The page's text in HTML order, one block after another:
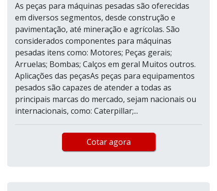
As peças para máquinas pesadas são oferecidas
em diversos segmentos, desde construção e
pavimentação, até mineração e agrícolas. São
considerados componentes para máquinas
pesadas itens como: Motores; Peças gerais;
Arruelas; Bombas; Calços em geral Muitos outros.
Aplicações das peçasAs peças para equipamentos
pesados são capazes de atender a todas as
principais marcas do mercado, sejam nacionais ou
internacionais, como: Caterpillar;...
Cotar agora